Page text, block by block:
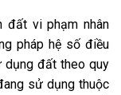
đất vi phạm nhân
pháp hệ số điều
dụng đất theo quy
sử dụng thuộc